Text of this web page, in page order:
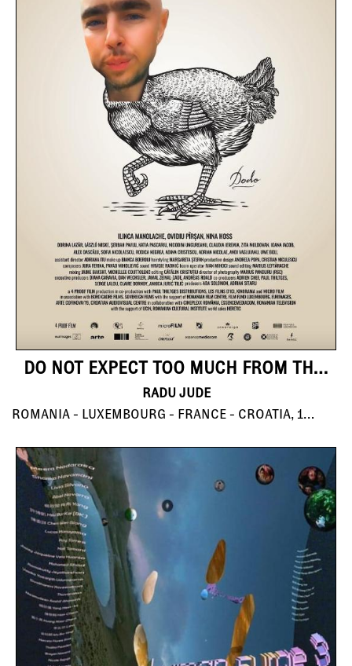
DO NOT EXPECT TOO MUCH FROM THE END OF THE WORLD
RADU JUDE
ROMANIA - LUXEMBOURG - FRANCE - CROATIA, 163'